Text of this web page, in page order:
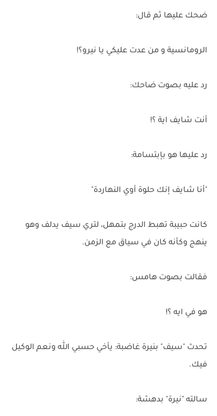
ضحك عليها ثم قال:
الرومانسية و من عدت عليكي يا نيرو؟!
رد عليه بصوت ضاحك:
أنت شايف اية ؟!
رد عليها هو بإبتسامة:
"أنا شايف إنك حلوة أوي النهاردة"
كانت حبيبة تهبط الدرج بتمهل، لتري سيف يدلف وهو
ينهج وكأنه كان في سياق مع الزمن.
فقالت بصوت هامس:
هو في ايه ؟!
تحدث "سيف" بنيرة غاضبة: يأخي حسبي الله ونعم الوكيل
فيك.
سالته "نيرة" بدهشة: